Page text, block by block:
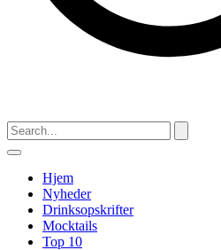
Hjem
Nyheder
Drinksopskrifter
Mocktails
Top 10